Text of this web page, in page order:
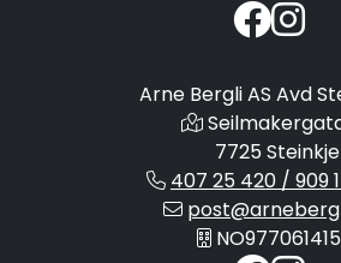
Arne Bergli AS Avd
7725
407 25 420 / 909
NO977061415